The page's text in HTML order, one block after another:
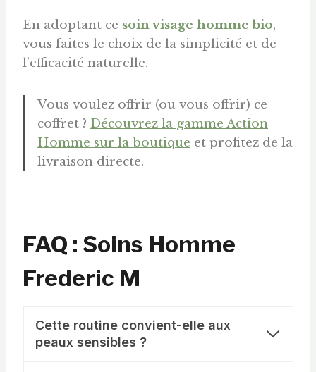
En adoptant ce soin visage homme bio,
vous faites le choix de la simplicité et de
l’efficacité naturelle.
Vous voulez offrir (ou vous offrir) ce
coffret ? Découvrez la gamme Action
Homme sur la boutique et profitez de la
livraison directe.
FAQ : Soins Homme
Frederic M
Cette routine convient-elle aux
peaux sensibles ?